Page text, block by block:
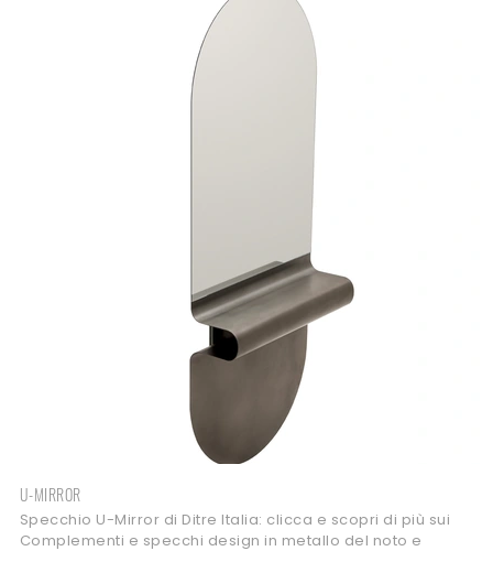
U-MIRROR
Specchio U-Mirror di Ditre Italia: clicca e scopri di più sui
Complementi e specchi design in metallo del noto e